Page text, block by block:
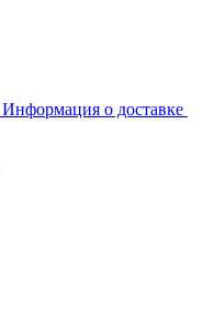
Информация о доставке